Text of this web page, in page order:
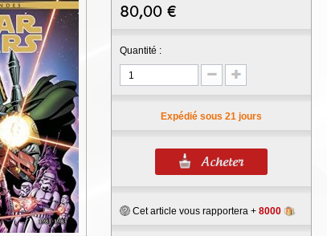
80,00 €
Quantité :
Expédié sous 21 jours
Cet article vous rapportera + 8000